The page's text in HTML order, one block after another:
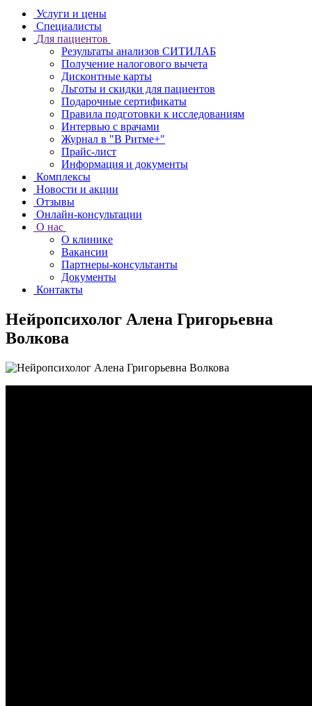
Услуги и цены
Специалисты
Для пациентов
Результаты анализов СИТИЛАБ
Получение налогового вычета
Дисконтные карты
Льготы и скидки для пациентов
Подарочные сертификаты
Правила подготовки к исследованиям
Интервью с врачами
Журнал в "В Ритме+"
Прайс-лист
Информация и документы
Комплексы
Новости и акции
Отзывы
Онлайн-консультации
О нас
О клинике
Вакансии
Партнеры-консультанты
Документы
Контакты
Нейропсихолог Алена Григорьевна
Волкова